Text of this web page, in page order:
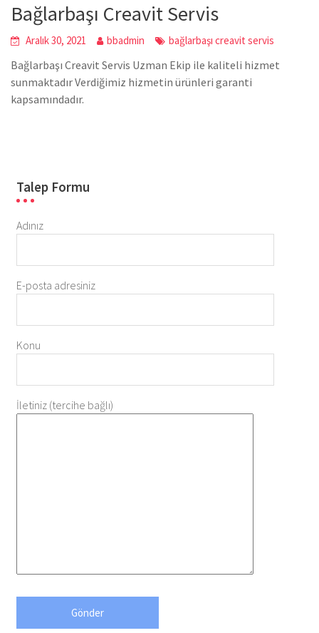
Bağlarbaşı Creavit Servis
Aralık 30, 2021 bbadmin bağlarbaşı creavit servis
Bağlarbaşı Creavit Servis Uzman Ekip ile kaliteli hizmet
sunmaktadır Verdiğimiz hizmetin ürünleri garanti
kapsamındadır.
Talep Formu
Adınız
E-posta adresiniz
Konu
İletiniz (tercihe bağlı)